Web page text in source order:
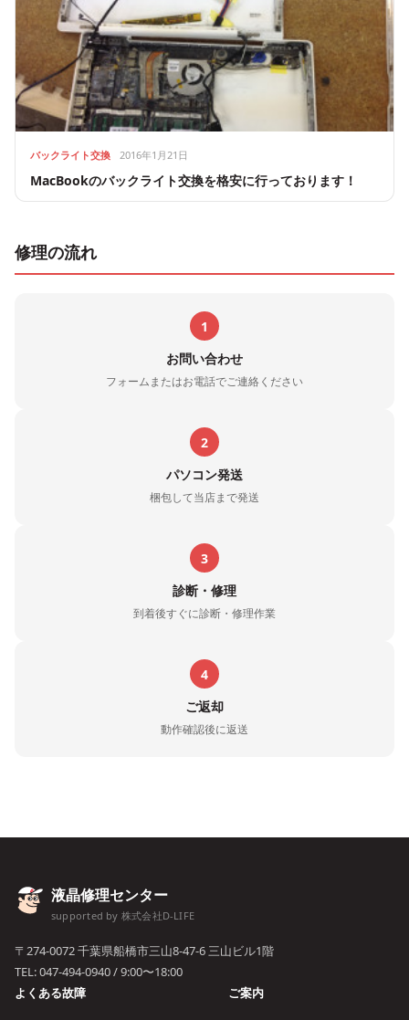
バックライト交換 2016年1月21日
MacBookのバックライト交換を格安に行っております！
修理の流れ
1
お問い合わせ
フォームまたはお電話でご連絡ください
2
パソコン発送
梱包して当店まで発送
3
診断・修理
到着後すぐに診断・修理作業
4
ご返却
動作確認後に返送
液晶修理センター
supported by 株式会社D-LIFE
〒274-0072 千葉県船橋市三山8-47-6 三山ビル1階
TEL:047-494-0940/ 9:00〜18:00
よくある故障
ご案内